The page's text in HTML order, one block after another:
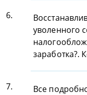
6.
уволенного
заработка?.
7.
Все